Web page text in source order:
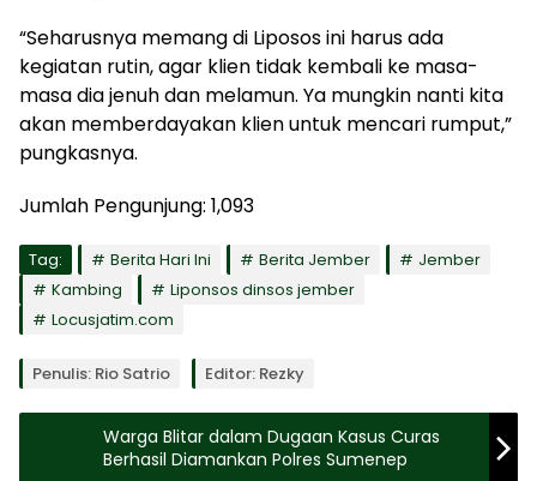
“Seharusnya memang di Liposos ini harus ada
kegiatan rutin, agar klien tidak kembali ke masa-
masa dia jenuh dan melamun. Ya mungkin nanti kita
akan memberdayakan klien untuk mencari rumput,”
pungkasnya.
Jumlah Pengunjung: 1,093
Tag: Berita Hari Ini Berita Jember
Jember
Kambing
Liponsos dinsos jember
Locusjatim.com
Penulis: Rio Satrio Editor: Rezky
Warga Blitar dalam Dugaan Kasus Curas
Berhasil Diamankan Polres Sumenep